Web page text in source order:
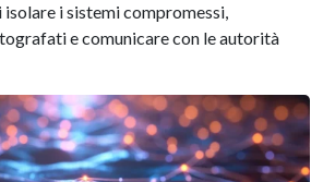
i sistemi compromessi,
e comunicare con le autorità